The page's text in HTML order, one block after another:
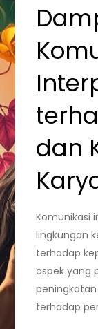
dan
Komunikasi
lingkungan
terhadap
aspek yang
terhadap